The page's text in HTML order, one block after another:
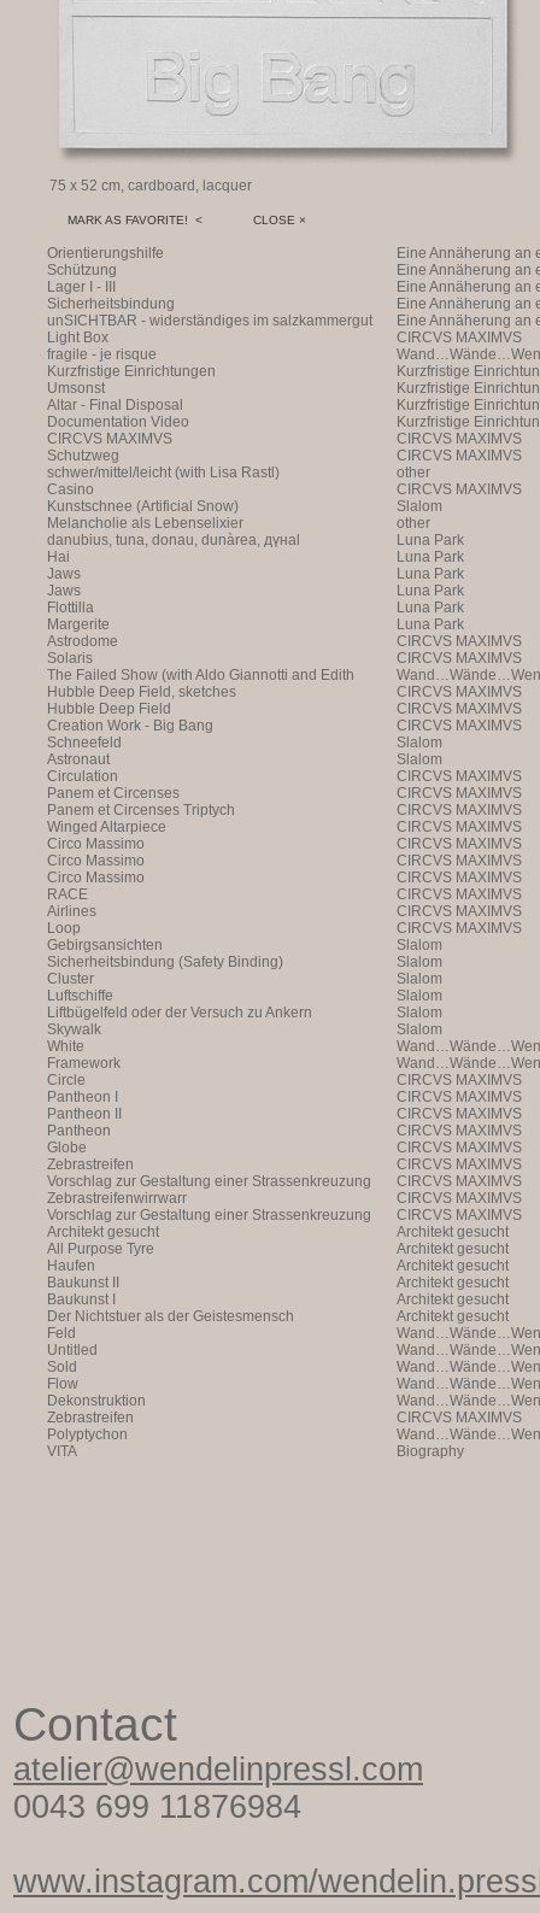
75 x 52 cm, cardboard, lacquer
MARK AS FAVORITE! < CLOSE ×
Orientierungshilfe
Eine Annäherung an
Annäherung an eine
Vergangenheit ist
Schützung
Eine Annäherung an
Annäherung an eine
Vergangenheit ist
Lager I - III
Eine Annäherung an
Annäherung an eine
Vergangenheit ist
Sicherheitsbindung
Eine Annäherung an
Annäherung an eine
Vergangenheit ist
unSICHTBAR - widerständiges im salzkammergut
Eine Annäherung an
Annäherung
Light Box
CIRCVS MAXIMVS
fragile - je risque
Kurzfristige Einrichtungen
Kurzfristige
Umsonst
Kurzfristige
Altar - Final Disposal
Kurzfristige
Documentation Video
Kurzfristige
CIRCVS MAXIMVS
CIRCVS MAXIMVS
Schutzweg
CIRCVS MAXIMVS
schwer/mittel/leicht (with Lisa Rastl)
other
Casino
CIRCVS MAXIMVS
Kunstschnee (Artificial Snow)
Slalom
Melancholie als Lebenselixier
other
danubius, tuna, donau, dunàrea, дүнаl
Luna Park
Hai
Luna Park
Jaws
Luna Park
Jaws
Luna Park
Flottilla
Luna Park
Margerite
Luna Park
Astrodome
CIRCVS MAXIMVS
Solaris
CIRCVS MAXIMVS
The Failed Show (with Aldo Giannotti and Edith
Payer)
Hubble Deep Field, sketches
CIRCVS MAXIMVS
Hubble Deep Field
CIRCVS MAXIMVS
Creation Work - Big Bang
CIRCVS MAXIMVS
Schneefeld
Slalom
Astronaut
Slalom
Circulation
CIRCVS MAXIMVS
Panem et Circenses
CIRCVS MAXIMVS
Panem et Circenses Triptych
CIRCVS MAXIMVS
Winged Altarpiece
CIRCVS MAXIMVS
Circo Massimo
CIRCVS MAXIMVS
Circo Massimo
CIRCVS MAXIMVS
Circo Massimo
CIRCVS MAXIMVS
RACE
CIRCVS MAXIMVS
Airlines
CIRCVS MAXIMVS
Loop
CIRCVS MAXIMVS
Gebirgsansichten
Slalom
Sicherheitsbindung (Safety Binding)
Slalom
Cluster
Slalom
Luftschiffe
Slalom
Liftbügelfeld oder der Versuch zu Ankern
Slalom
Skywalk
Slalom
White
Framework
Circle
CIRCVS MAXIMVS
Pantheon I
CIRCVS MAXIMVS
Pantheon II
CIRCVS MAXIMVS
Pantheon
CIRCVS MAXIMVS
Globe
CIRCVS MAXIMVS
Zebrastreifen
CIRCVS MAXIMVS
Vorschlag zur Gestaltung einer Strassenkreuzung
CIRCVS MAXIMVS
Zebrastreifenwirrwarr
CIRCVS MAXIMVS
Vorschlag zur Gestaltung einer Strassenkreuzung
CIRCVS MAXIMVS
Architekt gesucht
Architekt gesucht
All Purpose Tyre
Architekt gesucht
Haufen
Architekt gesucht
Baukunst II
Architekt gesucht
Baukunst I
Architekt gesucht
Der Nichtstuer als der Geistesmensch
Architekt gesucht
Feld
Untitled
Sold
Flow
Dekonstruktion
Zebrastreifen
CIRCVS MAXIMVS
Polyptychon
VITA
Biography
Contact
atelier@wendelinpressl.com
0043 699 11876984
www.instagram.com/